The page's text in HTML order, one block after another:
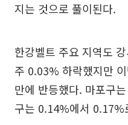
지는 것으로 풀이된다.
한강벨트 주요 지역도
주 0.03% 하락했지만
만에 반등했다. 마포구
구는 0.14%에서 0.17%